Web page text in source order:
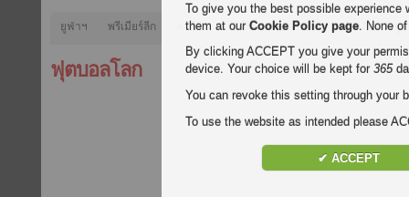
ยูฟ่าฯ พรีเมียร์ลีก ลาลีกา กัลโช่ บุนเดสลีกา ลีกเอิง ยู
ฟุตบอลโลก
To give you the best possible
them at ourCookie Policy page. None
By clicking ACCEPT you give your
device. Your choice will be kept for365
You can revoke this setting through your
To use the website as intended please
✔ ACCEPT